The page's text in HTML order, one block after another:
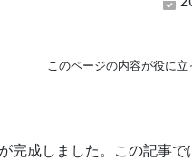
このページの内容が役に立
完成しました。この記事